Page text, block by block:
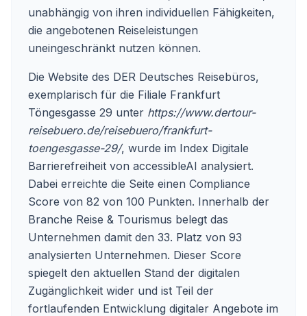
unabhängig von ihren individuellen Fähigkeiten,
die angebotenen Reiseleistungen
uneingeschränkt nutzen können.
Die Website des DER Deutsches Reisebüros,
exemplarisch für die Filiale Frankfurt
Töngesgasse 29 unter https://www.dertour-
reisebuero.de/reisebuero/frankfurt-
toengesgasse-29/, wurde im Index Digitale
Barrierefreiheit von accessibleAI analysiert.
Dabei erreichte die Seite einen Compliance
Score von 82 von 100 Punkten. Innerhalb der
Branche Reise & Tourismus belegt das
Unternehmen damit den 33. Platz von 93
analysierten Unternehmen. Dieser Score
spiegelt den aktuellen Stand der digitalen
Zugänglichkeit wider und ist Teil der
fortlaufenden Entwicklung digitaler Angebote im